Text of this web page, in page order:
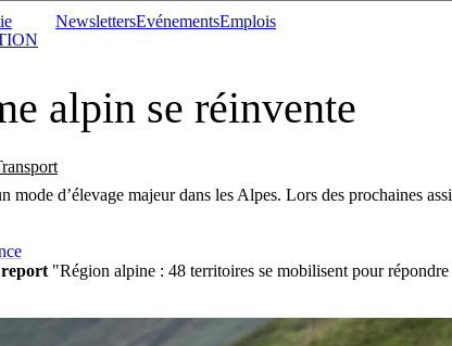
NewslettersEvénementsEmplois
alpin se réinvente
mode d’élevage majeur dans les Alpes. Lors des prochaines
"Région alpine : 48 territoires se mobilisent pour